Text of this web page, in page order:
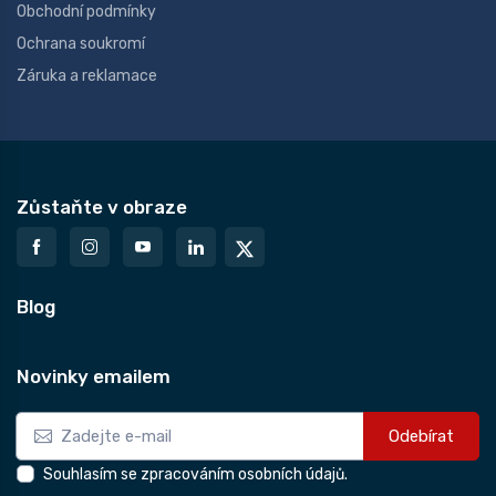
Obchodní podmínky
Ochrana soukromí
Záruka a reklamace
Zůstaňte v obraze
Blog
Novinky emailem
Odebírat
Souhlasím se zpracováním osobních údajů.